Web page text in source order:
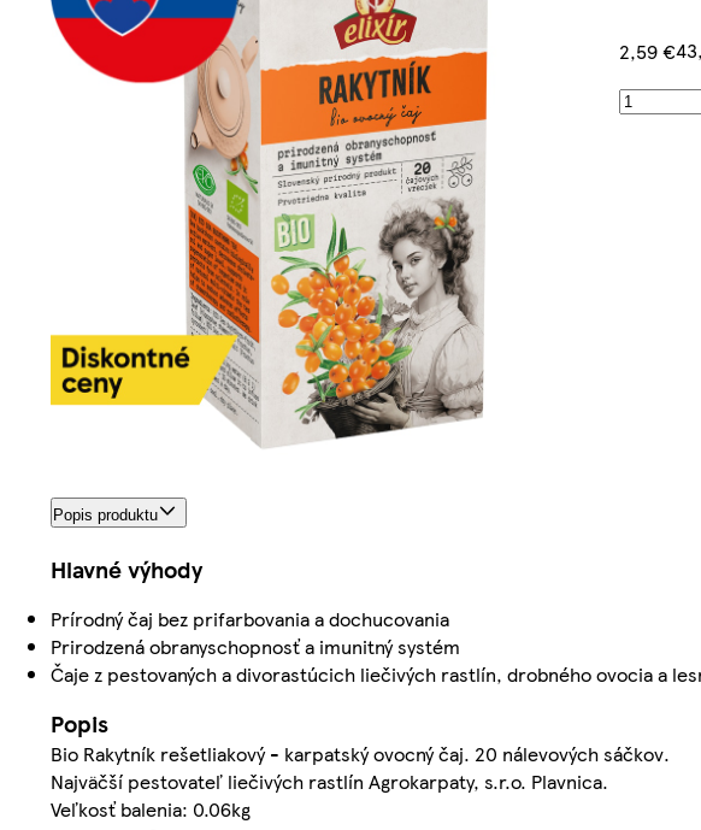
2,59 €
Popis produktu
Hlavné výhody
Prírodný čaj bez prifarbovania a dochucovania
Prirodzená obranyschopnosť a imunitný systém
Čaje z pestovaných a divorastúcich liečivých rastlín, drobného ovocia a
Popis
Bio Rakytník rešetliakový - karpatský ovocný čaj. 20 nálevových sáčkov.
Najväčší pestovateľ liečivých rastlín Agrokarpaty, s.r.o. Plavnica.
Veľkosť balenia: 0.06kg